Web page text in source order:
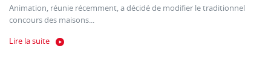
Animation, réunie récemment, a décidé de modifier le traditionnel
concours des maisons...
Lire la suite